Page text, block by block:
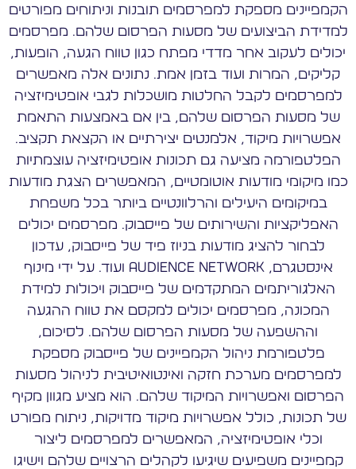
הקמפיינים מספקת למפרסמים תובנות וניתוחים מפורטים
למדידת הביצועים של מסעות הפרסום שלהם. מפרסמים
יכולים לעקוב אחר מדדי מפתח כגון טווח הגעה, הופעות,
קליקים, המרות ועוד בזמן אמת. נתונים אלה מאפשרים
למפרסמים לקבל החלטות מושכלות לגבי אופטימיזציה
של מסעות הפרסום שלהם, בין אם באמצעות התאמת
אפשרויות מיקוד, אלמנטים יצירתיים או הקצאת תקציב.
הפלטפורמה מציעה גם תכונות אופטימיזציה עוצמתיות
כמו מיקומי מודעות אוטומטיים, המאפשרים הצגת מודעות
במיקומים היעילים והרלוונטיים ביותר בכל משפחת
האפליקציות והשירותים של פייסבוק. מפרסמים יכולים
לבחור להציג מודעות בניוז פיד של פייסבוק, עדכון
אינסטגרם, Audience Network ועוד. על ידי מינוף
האלגוריתמים המתקדמים של פייסבוק ויכולות למידת
המכונה, מפרסמים יכולים למקסם את טווח ההגעה
וההשפעה של מסעות הפרסום שלהם. לסיכום,
פלטפורמת ניהול הקמפיינים של פייסבוק מספקת
למפרסמים מערכת חזקה ואינטואיטיבית לניהול מסעות
הפרסום ואפשרויות המיקוד שלהם. הוא מציע מגוון מקיף
של תכונות, כולל אפשרויות מיקוד מדויקות, ניתוח מפורט
וכלי אופטימיזציה, המאפשרים למפרסמים ליצור
קמפיינים משפיעים שיגיעו לקהלים הרצויים שלהם וישיגו